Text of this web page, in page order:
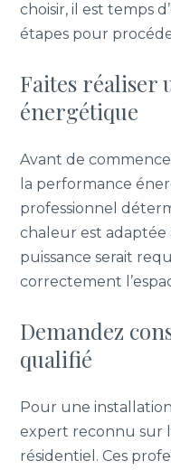
choisir, il est temps
étapes pour
Faites réaliser
énergétique
Avant de
la performance
professionnel
chaleur est
puissance serait
correctement
Demandez
qualifié
Pour une
expert reconnu sur
résidentiel. Ces